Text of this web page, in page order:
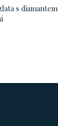
s diamantem